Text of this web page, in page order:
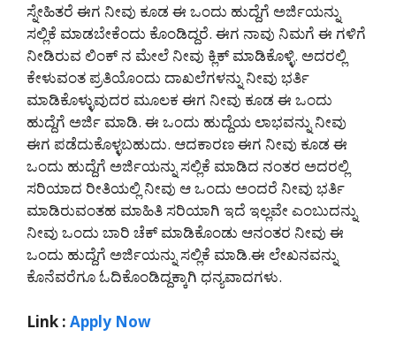
ಸ್ನೇಹಿತರೆ ಈಗ ನೀವು ಕೂಡ ಈ ಒಂದು ಹುದ್ದೆಗೆ ಅರ್ಜಿಯನ್ನು
ಸಲ್ಲಿಕೆ ಮಾಡಬೇಕೆಂದು ಕೊಂಡಿದ್ದರೆ. ಈಗ ನಾವು ನಿಮಗೆ ಈ ಗಳಿಗೆ
ನೀಡಿರುವ ಲಿಂಕ್ ನ ಮೇಲೆ ನೀವು ಕ್ಲಿಕ್ ಮಾಡಿಕೊಳ್ಳಿ. ಅದರಲ್ಲಿ
ಕೇಳುವಂತ ಪ್ರತಿಯೊಂದು ದಾಖಲೆಗಳನ್ನು ನೀವು ಭರ್ತಿ
ಮಾಡಿಕೊಳ್ಳುವುದರ ಮೂಲಕ ಈಗ ನೀವು ಕೂಡ ಈ ಒಂದು
ಹುದ್ದೆಗೆ ಅರ್ಜಿ ಮಾಡಿ. ಈ ಒಂದು ಹುದ್ದೆಯ ಲಾಭವನ್ನು ನೀವು
ಈಗ ಪಡೆದುಕೊಳ್ಳಬಹುದು. ಆದಕಾರಣ ಈಗ ನೀವು ಕೂಡ ಈ
ಒಂದು ಹುದ್ದೆಗೆ ಅರ್ಜಿಯನ್ನು ಸಲ್ಲಿಕೆ ಮಾಡಿದ ನಂತರ ಅದರಲ್ಲಿ
ಸರಿಯಾದ ರೀತಿಯಲ್ಲಿ ನೀವು ಆ ಒಂದು ಅಂದರೆ ನೀವು ಭರ್ತಿ
ಮಾಡಿರುವಂತಹ ಮಾಹಿತಿ ಸರಿಯಾಗಿ ಇದೆ ಇಲ್ಲವೇ ಎಂಬುದನ್ನು
ನೀವು ಒಂದು ಬಾರಿ ಚೆಕ್ ಮಾಡಿಕೊಂಡು ಆನಂತರ ನೀವು ಈ
ಒಂದು ಹುದ್ದೆಗೆ ಅರ್ಜಿಯನ್ನು ಸಲ್ಲಿಕೆ ಮಾಡಿ.ಈ ಲೇಖನವನ್ನು
ಕೊನೆವರೆಗೂ ಓದಿಕೊಂಡಿದ್ದಕ್ಕಾಗಿ ಧನ್ಯವಾದಗಳು.
Link : Apply Now